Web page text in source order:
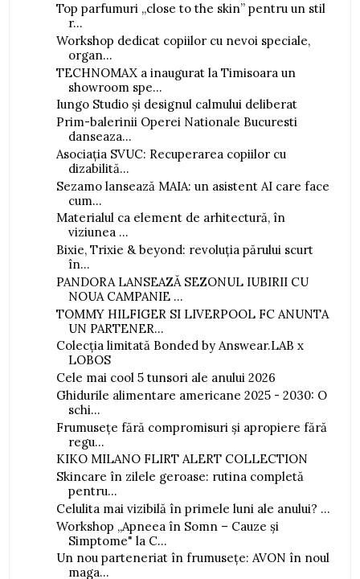
Top parfumuri „close to the skin” pentru un stil
r...
Workshop dedicat copiilor cu nevoi speciale,
organ...
TECHNOMAX a inaugurat la Timisoara un
showroom spe...
Iungo Studio și designul calmului deliberat
Prim-balerinii Operei Nationale Bucuresti
danseaza...
Asociația SVUC: Recuperarea copiilor cu
dizabilită...
Sezamo lansează MAIA: un asistent AI care face
cum...
Materialul ca element de arhitectură, în
viziunea ...
Bixie, Trixie & beyond: revoluția părului scurt
în...
PANDORA LANSEAZĂ SEZONUL IUBIRII CU
NOUA CAMPANIE ...
TOMMY HILFIGER SI LIVERPOOL FC ANUNTA
UN PARTENER...
Colecția limitată Bonded by Answear.LAB x
LOBOS
Cele mai cool 5 tunsori ale anului 2026
Ghidurile alimentare americane 2025 - 2030: O
schi...
Frumusețe fără compromisuri și apropiere fără
regu...
KIKO MILANO FLIRT ALERT COLLECTION
Skincare în zilele geroase: rutina completă
pentru...
Celulita mai vizibilă în primele luni ale anului? ...
Workshop „Apneea în Somn – Cauze și
Simptome" la C...
Un nou parteneriat în frumusețe: AVON în noul
maga...